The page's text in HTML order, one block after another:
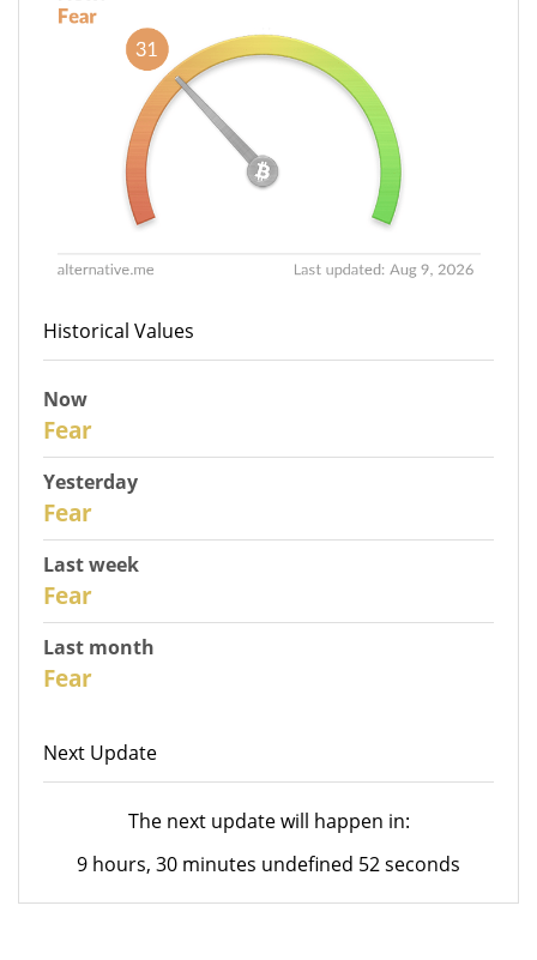
Historical Values
Now
Fear
Yesterday
Fear
Last week
Fear
Last month
Fear
Next Update
The next update will happen in:
9 hours, 30 minutes undefined 52 seconds